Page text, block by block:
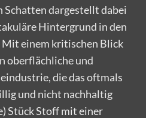
Schatten dargestellt dabei
Hintergrund in den
einem kritischen Blick
oberflächliche und
die das oftmals
und nicht nachhaltig
Stück Stoff mit einer